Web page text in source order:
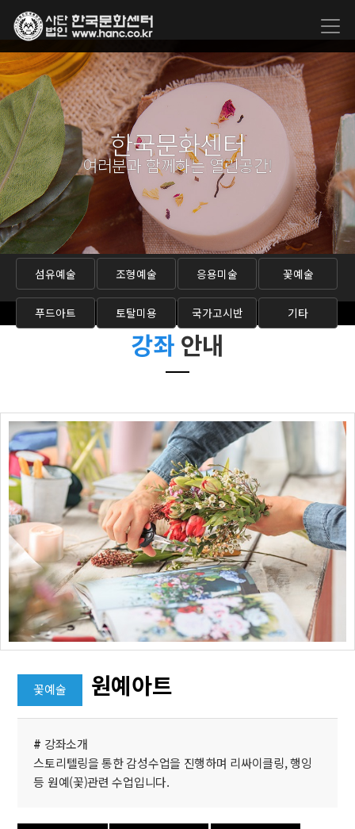
한국문화센터
여러분과 함께하는 열린공간!
섬유예술 조형예술 응용미술 꽃예술
푸드아트 토탈미용 국가고시반 기타
강좌 안내
꽃예술 원예아트
# 강좌소개
스토리텔링을 통한 감성수업을 진행하며 리싸이클링, 행잉
등 원예(꽃)관련 수업입니다.